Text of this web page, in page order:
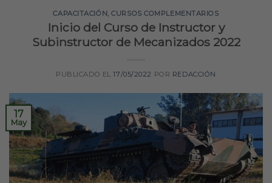
CAPACITACIÓN ,CURSOS COMPLEMENTARIOS
Inicio del Curso de Instructor y
Subinstructor de Mecanizados 2022
PUBLICADO EL17/05/2022 POR REDACCIÓN
17
May